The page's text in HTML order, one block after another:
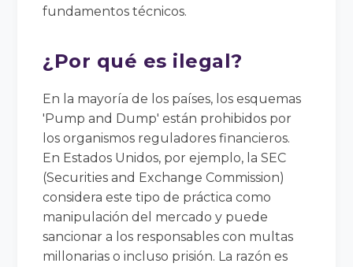
fundamentos técnicos.
¿Por qué es ilegal?
En la mayoría de los países, los esquemas
'Pump and Dump' están prohibidos por
los organismos reguladores financieros.
En Estados Unidos, por ejemplo, la SEC
(Securities and Exchange Commission)
considera este tipo de práctica como
manipulación del mercado y puede
sancionar a los responsables con multas
millonarias o incluso prisión. La razón es